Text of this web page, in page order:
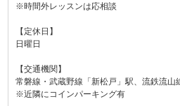
※時間外レッスンは応相談
【定休日】
日曜日
【交通機関】
常磐線・武蔵野線「新松戸」駅、流鉄流
※近隣にコインパーキング有